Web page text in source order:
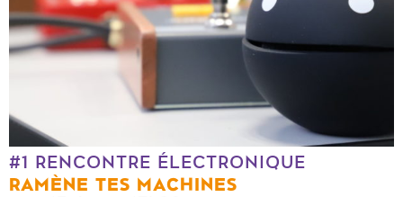
#1 RENCONTRE ÉLECTRONIQUE
RAMÈNE TES MACHINES